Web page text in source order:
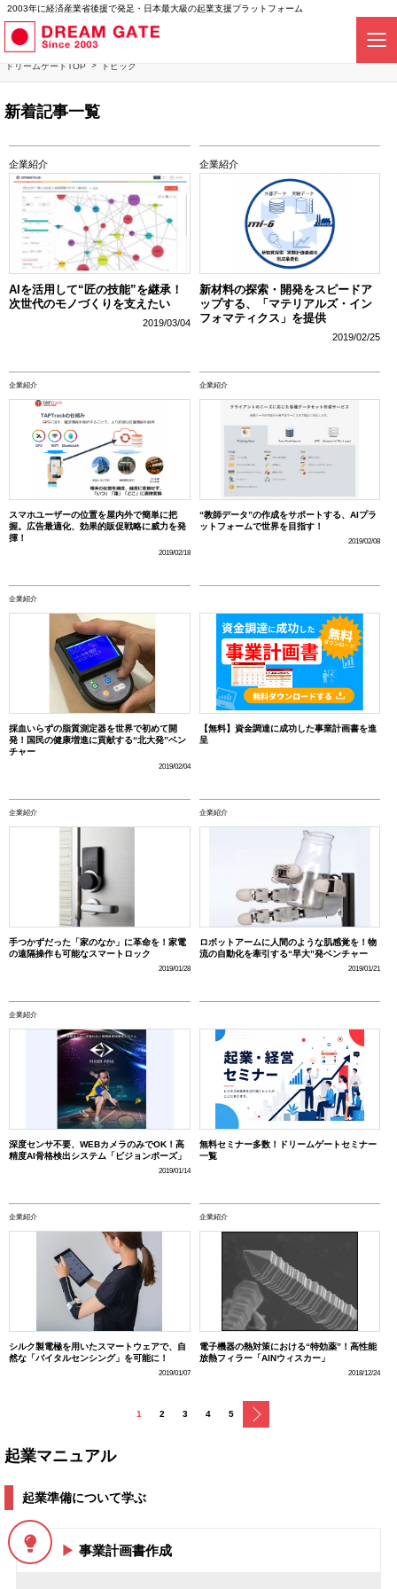
2003年に経済産業省後援で発足・日本最大級の起業支援プラットフォーム
ドリームゲートTOP トピック
新着記事一覧
企業紹介
AIを活用して“匠の技能”を継承！
次世代のモノづくりを支えたい
2019/03/04
企業紹介
新材料の探索・開発をスピードア
ップする、「マテリアルズ・イン
フォマティクス」を提供
2019/02/25
企業紹介
スマホユーザーの位置を屋内外で簡単に把
握。広告最適化、効果的販促戦略に威力を発
揮！
2019/02/18
企業紹介
“教師データ”の作成をサポートする、AIプラ
ットフォームで世界を目指す！
2019/02/08
企業紹介
採血いらずの脂質測定器を世界で初めて開
発！国民の健康増進に貢献する“北大発”ベン
チャー
2019/02/04
【無料】資金調達に成功した事業計画書を進
呈
企業紹介
手つかずだった「家のなか」に革命を！家電
の遠隔操作も可能なスマートロック
2019/01/28
企業紹介
ロボットアームに人間のような肌感覚を！物
流の自動化を牽引する“早大”発ベンチャー
2019/01/21
企業紹介
深度センサ不要、WEBカメラのみでOK！高
精度AI骨格検出システム「ビジョンポーズ」
2019/01/14
無料セミナー多数！ドリームゲートセミナー
一覧
企業紹介
シルク製電極を用いたスマートウェアで、自
然な「バイタルセンシング」を可能に！
2019/01/07
企業紹介
電子機器の熱対策における“特効薬”！高性能
放熱フィラー「AlNウィスカー」
2018/12/24
1 2 3 4 5
起業マニュアル
起業準備について学ぶ
事業計画書作成